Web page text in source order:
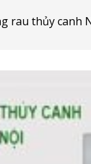
rau thủy canh